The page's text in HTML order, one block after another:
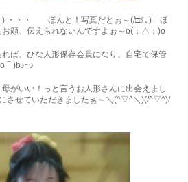
) ・・・ ほんと！写真だとぉ～(/□≦､) ほ
顔、伝えられないんですよぉ～o(；△；)o
ば、ひな人形保存会員になり、自宅で保管
がいい！っと言うお人形さんに出会えまし
させていただきましたぁ～＼(^▽^＼)(/^▽^)/